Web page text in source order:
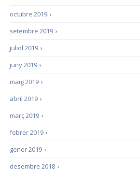
›
octubre 2019
›
setembre 2019
›
juliol 2019
›
juny 2019
›
maig 2019
›
abril 2019
›
març 2019
›
febrer 2019
›
gener 2019
›
desembre 2018